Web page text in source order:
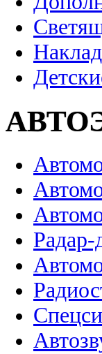
Радар-